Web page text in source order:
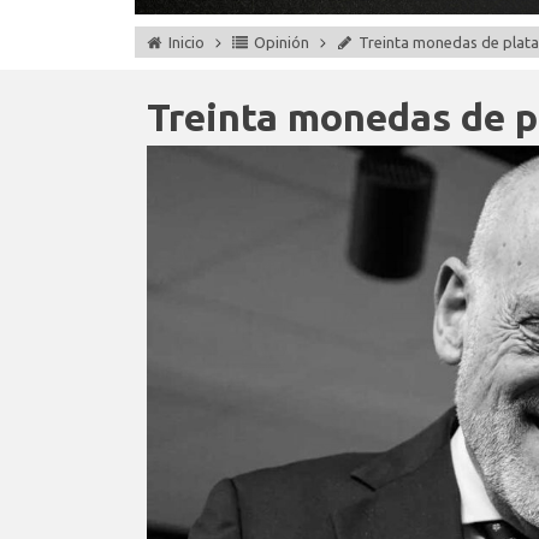
Inicio Opinión Treinta monedas de plata
Treinta monedas de